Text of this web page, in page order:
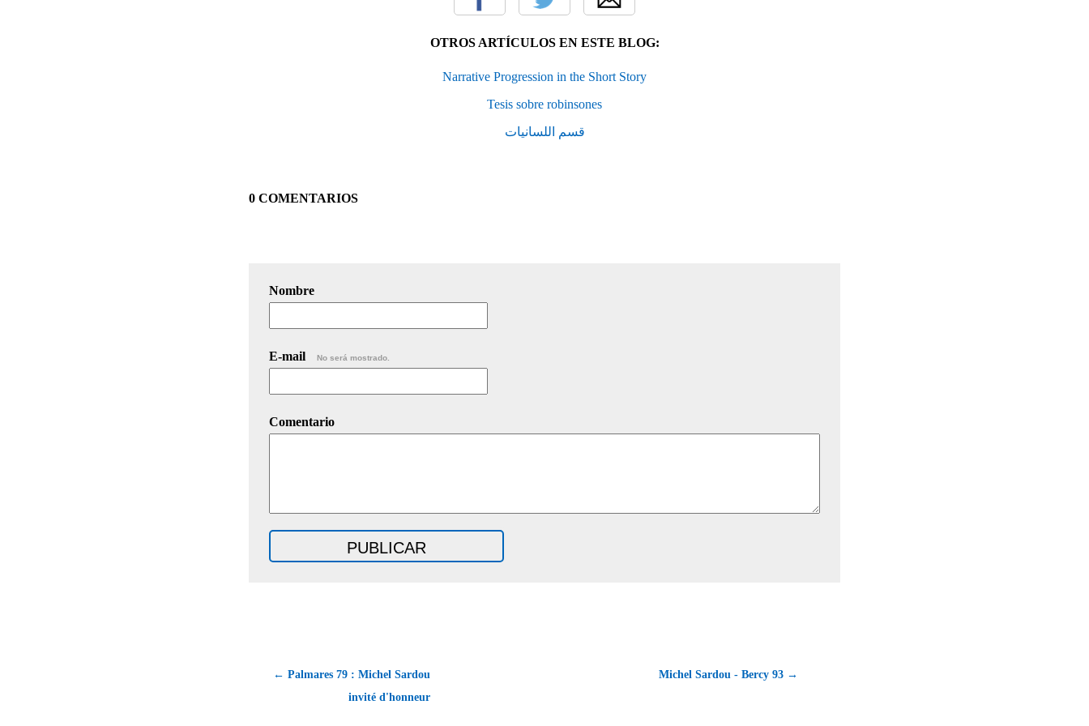
OTROS ARTÍCULOS EN ESTE BLOG:
Narrative Progression in the Short Story
Tesis sobre robinsones
قسم اللسانيات
0 COMENTARIOS
Nombre
E-mail No será mostrado.
Comentario
← Palmares 79 : Michel Sardou
invité d'honneur
Michel Sardou - Bercy 93 →